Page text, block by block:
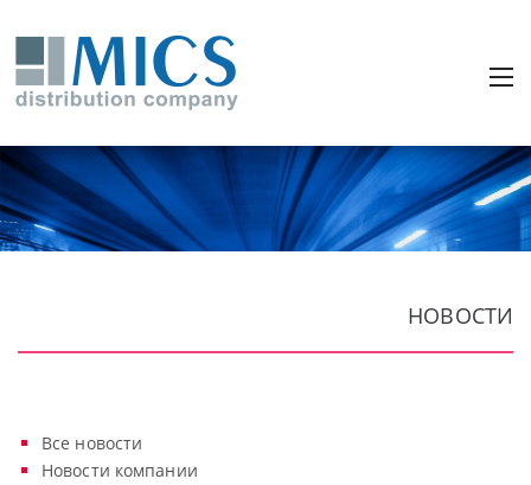
НОВОСТИ
Все новости
Новости компании